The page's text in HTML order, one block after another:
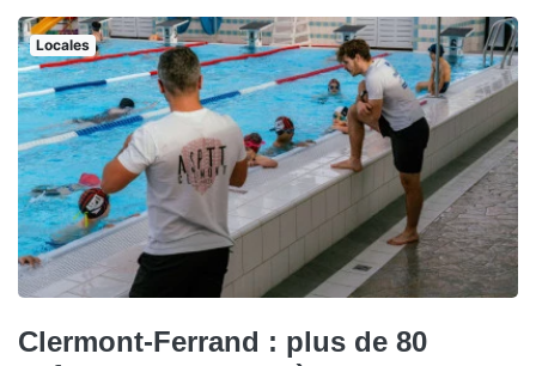
Locales
Clermont-Ferrand : plus de 80